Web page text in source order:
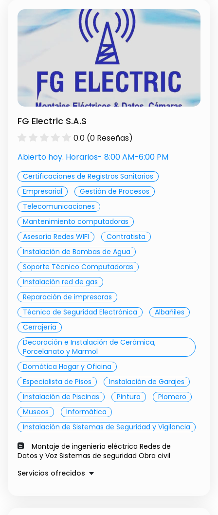
FG Electric S.A.S
0.0 (0 Reseñas)
Abierto hoy. Horarios- 8:00 AM-6:00 PM
Certificaciones de Registros Sanitarios
Empresarial
Gestión de Procesos
Telecomunicaciones
Mantenimiento computadoras
Asesoría Redes WIFI
Contratista
Instalación de Bombas de Agua
Soporte Técnico Computadoras
Instalación red de gas
Reparación de impresoras
Técnico de Seguridad Electrónica
Albañiles
Cerrajería
Decoración e Instalación de Cerámica,
Porcelanato y Marmol
Domótica Hogar y Oficina
Especialista de Pisos
Instalación de Garajes
Instalación de Piscinas
Pintura
Plomero
Museos
Informática
Instalación de Sistemas de Seguridad y Vigilancia
Montaje de ingeniería eléctrica Redes de
Datos y Voz Sistemas de seguridad Obra civil
Servicios ofrecidos